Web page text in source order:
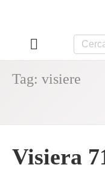
Tag: visiere
Visiera